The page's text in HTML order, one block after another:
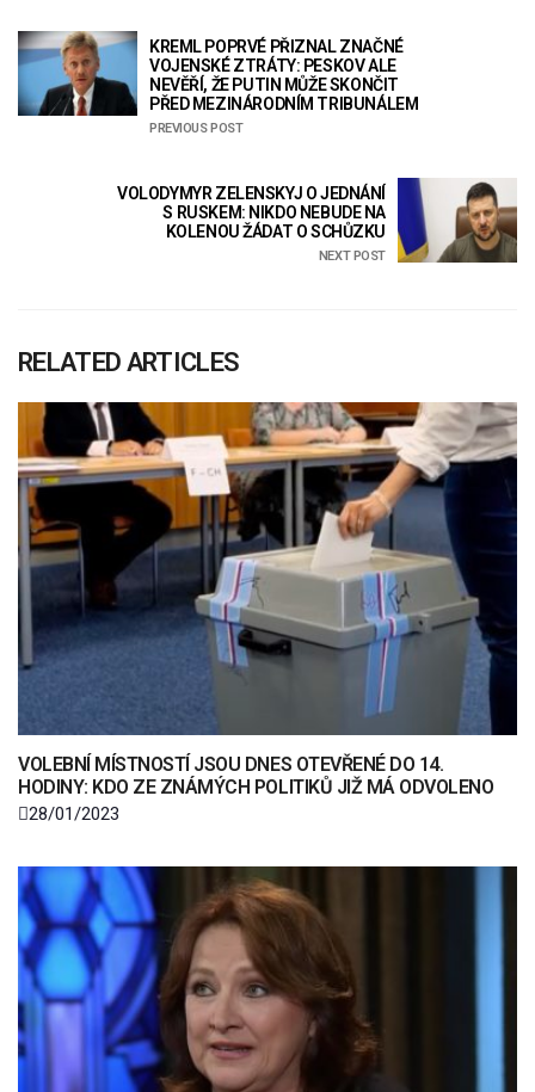
KREML POPRVÉ PŘIZNAL ZNAČNÉ
VOJENSKÉ ZTRÁTY: PESKOV ALE
NEVĚŘÍ, ŽE PUTIN MŮŽE SKONČIT
PŘED MEZINÁRODNÍM TRIBUNÁLEM
PREVIOUS POST
VOLODYMYR ZELENSKYJ O JEDNÁNÍ
S RUSKEM: NIKDO NEBUDE NA
KOLENOU ŽÁDAT O SCHŮZKU
NEXT POST
RELATED ARTICLES
VOLEBNÍ MÍSTNOSTÍ JSOU DNES OTEVŘENÉ DO 14.
HODINY: KDO ZE ZNÁMÝCH POLITIKŮ JIŽ MÁ ODVOLENO
28/01/2023